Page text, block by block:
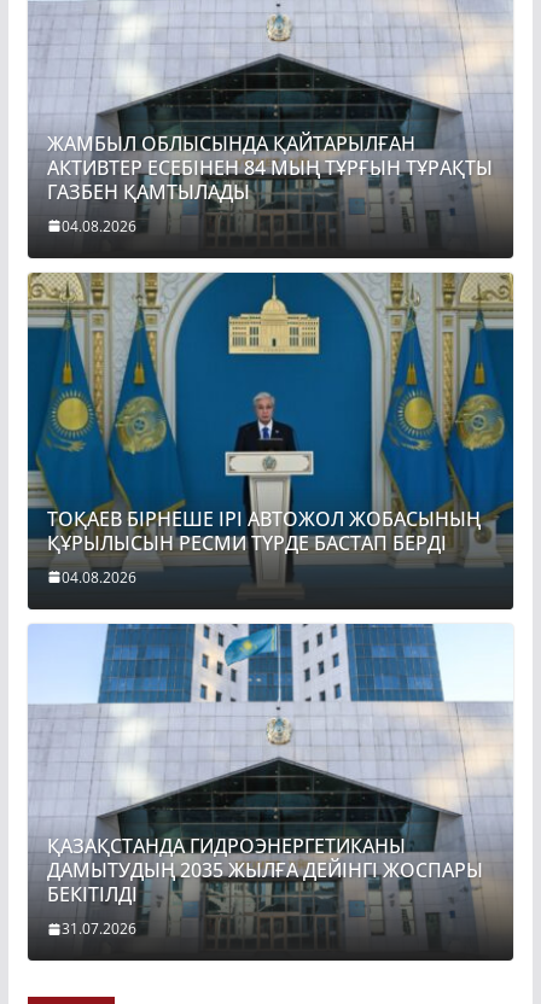
ЖАМБЫЛ ОБЛЫСЫНДА ҚАЙТАРЫЛҒАН
АКТИВТЕР ЕСЕБІНЕН 84 МЫҢ ТҰРҒЫН ТҰРАҚТЫ
ГАЗБЕН ҚАМТЫЛАДЫ
04.08.2026
ТОҚАЕВ БІРНЕШЕ ІРІ АВТОЖОЛ ЖОБАСЫНЫҢ
ҚҰРЫЛЫСЫН РЕСМИ ТҮРДЕ БАСТАП БЕРДІ
04.08.2026
ҚАЗАҚСТАНДА ГИДРОЭНЕРГЕТИКАНЫ
ДАМЫТУДЫҢ 2035 ЖЫЛҒА ДЕЙІНГІ ЖОСПАРЫ
БЕКІТІЛДІ
31.07.2026